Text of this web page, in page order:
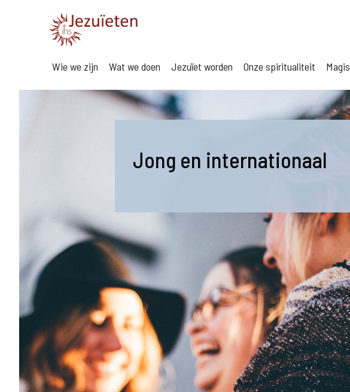
Wie we zijn Wat we doen Jezuïet worden Onze spiritualiteit Magis
Jong en internationaal